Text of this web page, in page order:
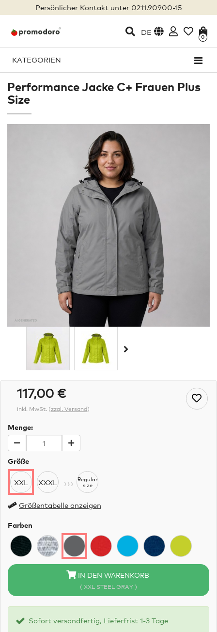
Persönlicher Kontakt unter 0211.90900-15
DE
0
KATEGORIEN
Performance Jacke C+ Frauen Plus
Size
117,00 €
inkl. MwSt. (zzgl. Versand)
Menge:
Größe
XXL XXXL ›››
Regular
size
Größentabelle anzeigen
Farben
IN DEN WARENKORB
( XXL STEEL GRAY )
Sofort versandfertig, Lieferfrist 1-3 Tage